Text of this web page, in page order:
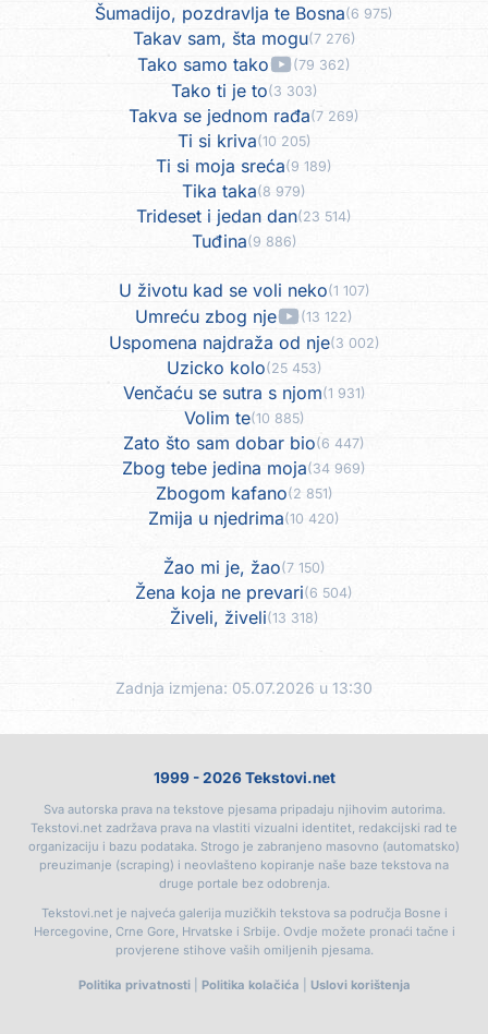
Šumadijo, pozdravlja te Bosna(6 975)
Takav sam, šta mogu(7 276)
Tako samo tako (79 362)
Tako ti je to(3 303)
Takva se jednom rađa(7 269)
Ti si kriva(10 205)
Ti si moja sreća(9 189)
Tika taka(8 979)
Trideset i jedan dan(23 514)
Tuđina(9 886)
U životu kad se voli neko(1 107)
Umreću zbog nje (13 122)
Uspomena najdraža od nje(3 002)
Uzicko kolo(25 453)
Venčaću se sutra s njom(1 931)
Volim te(10 885)
Zato što sam dobar bio(6 447)
Zbog tebe jedina moja(34 969)
Zbogom kafano(2 851)
Zmija u njedrima(10 420)
Žao mi je, žao(7 150)
Žena koja ne prevari(6 504)
Živeli, živeli(13 318)
Zadnja izmjena: 05.07.2026 u 13:30
1999 - 2026 Tekstovi.net
Sva autorska prava na tekstove pjesama pripadaju njihovim autorima.
Tekstovi.net zadržava prava na vlastiti vizualni identitet, redakcijski rad te
organizaciju i bazu podataka. Strogo je zabranjeno masovno (automatsko)
preuzimanje (scraping) i neovlašteno kopiranje naše baze tekstova na
druge portale bez odobrenja.
Tekstovi.net je najveća galerija muzičkih tekstova sa područja Bosne i
Hercegovine, Crne Gore, Hrvatske i Srbije. Ovdje možete pronaći tačne i
provjerene stihove vaših omiljenih pjesama.
Politika privatnosti| Politika kolačića Uslovi korištenja